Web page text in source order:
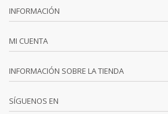
INFORMACIÓN
MI CUENTA
INFORMACIÓN SOBRE LA TIENDA
SÍGUENOS EN